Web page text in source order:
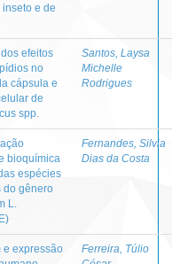
e de
efeitos
no
cápsula e
de
spp.
Santos, Laysa
Michelle
Rodrigues
bioquímica
espécies
do gênero
L.
Fernandes, Silvia
Dias da Costa
e expressão
Ferreira, Túlio